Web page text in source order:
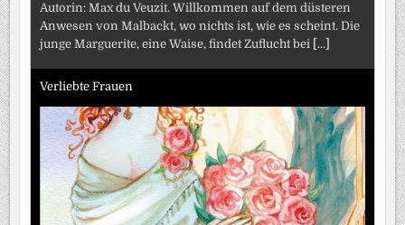
Autorin: Max du Veuzit. Willkommen auf dem düsteren
Anwesen von Malbackt, wo nichts ist, wie es scheint. Die
junge Marguerite, eine Waise, findet Zuflucht bei [...]
Verliebte Frauen